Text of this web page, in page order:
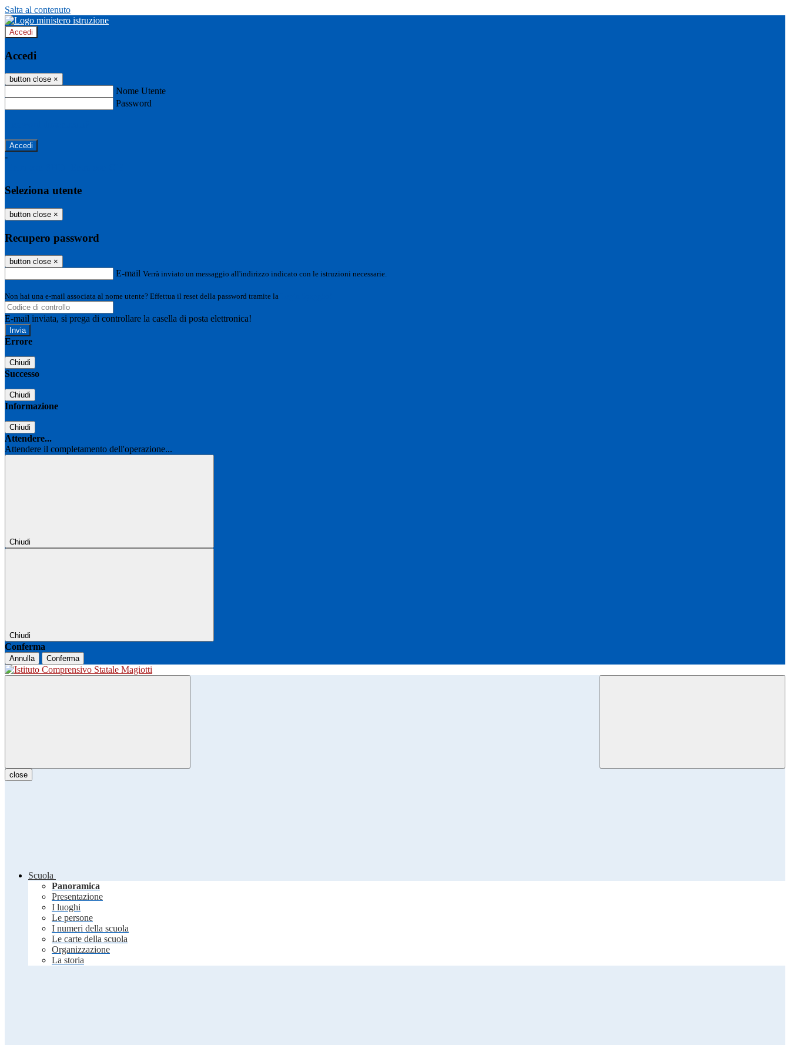
Salta al contenuto
Accedi
Accedi
button close ×
Nome Utente
Password
-
Seleziona utente
button close ×
Recupero password
button close ×
E-mail Verrà inviato un messaggio all'indirizzo indicato con le istruzioni necessarie.
Non hai una e-mail associata al nome utente? Effettua il reset della password tramite la
E-mail inviata, si prega di controllare la casella di posta elettronica!
Errore
Chiudi
Successo
Chiudi
Informazione
Chiudi
Attendere...
Attendere il completamento dell'operazione...
Chiudi
Chiudi
Conferma
Annulla Conferma
close
Scuola
Panoramica
Presentazione
I luoghi
Le persone
I numeri della scuola
Le carte della scuola
Organizzazione
La storia